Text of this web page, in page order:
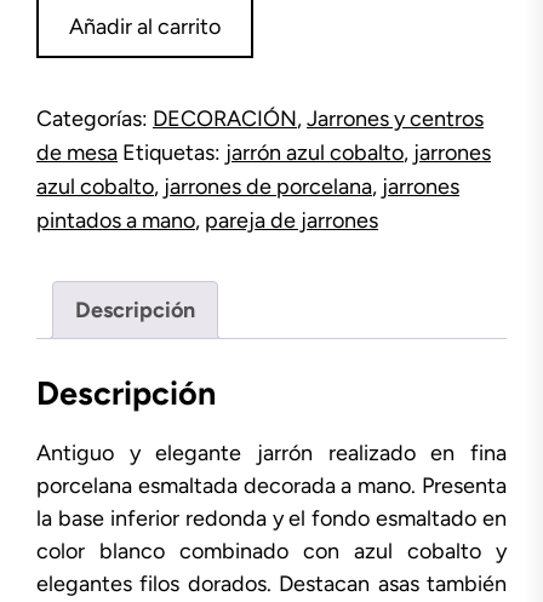
Añadir al carrito
Categorías: DECORACIÓN,Jarrones y centros
de mesa Etiquetas: jarrón azul cobalto, jarrones
azul cobalto, jarrones de porcelana, jarrones
pintados a mano, pareja de jarrones
Descripción
Descripción
Antiguo y elegante jarrón realizado en fina
porcelana esmaltada decorada a mano. Presenta
la base inferior redonda y el fondo esmaltado en
color blanco combinado con azul cobalto y
elegantes filos dorados. Destacan asas también